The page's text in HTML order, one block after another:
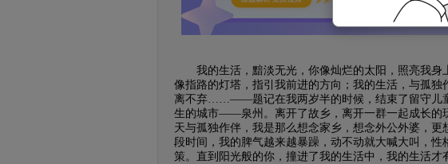
我的生活，黯淡无光，你像灿烂的太阳，照亮我身
像指路的灯塔，指引我前进的方向；我的生活，与孤
离不弃……——题记在我两岁半的时候，结束了留守儿
生的城市——泉州。离开了故乡，离开一群一起成长的
天与孤独作伴，我是那么想念家乡，想念外公外婆，
段时间，我的脾气越来越暴躁，动不动就大喊大叫，
策。直到阳光般的你，撞进了我的生活中，我的生活